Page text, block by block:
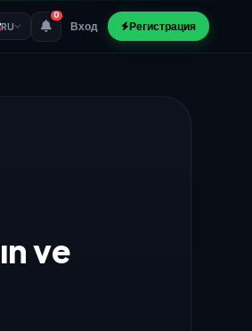
RU
0
Вход Регистрация
ve